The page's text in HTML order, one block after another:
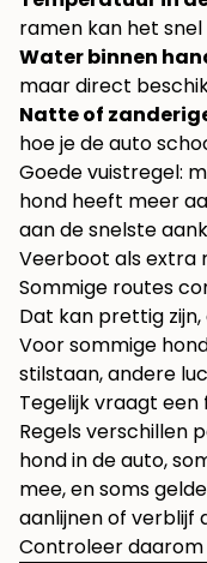
ramen kan het
Water binnen
maar direct
Natte of
hoe je de auto
Goede vuistregel:
hond heeft meer
aan de snelste
Veerboot als extra
Sommige routes
Dat kan prettig
Voor sommige
stilstaan, andere
Tegelijk vraagt
Regels verschillen
hond in de auto,
mee, en soms
aanlijnen of verblijf
Controleer daarom